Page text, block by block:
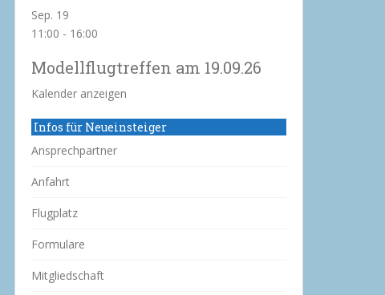
Sep. 19
11:00 - 16:00
Modellflugtreffen am 19.09.26
Kalender anzeigen
Infos für Neueinsteiger
Ansprechpartner
Anfahrt
Flugplatz
Formulare
Mitgliedschaft